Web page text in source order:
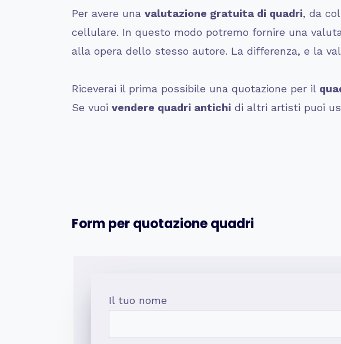
Per avere una valutazione gratuita di quadri, da
cellulare. In questo modo potremo fornire una
alla opera dello stesso autore. La differenza, e la
Riceverai il prima possibile una quotazione per il
Se vuoi vendere quadri antichi di altri artisti puoi
Form per quotazione quadri
Il tuo nome